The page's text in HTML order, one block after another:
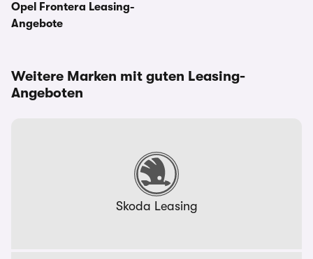
Opel Frontera Leasing-
Angebote
Weitere Marken mit guten Leasing-
Angeboten
Skoda Leasing